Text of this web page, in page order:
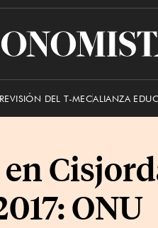
El
REVISIÓN DEL T-MECALIANZA
ONU